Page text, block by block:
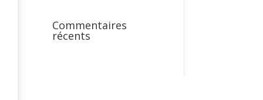
Commentaires
récents